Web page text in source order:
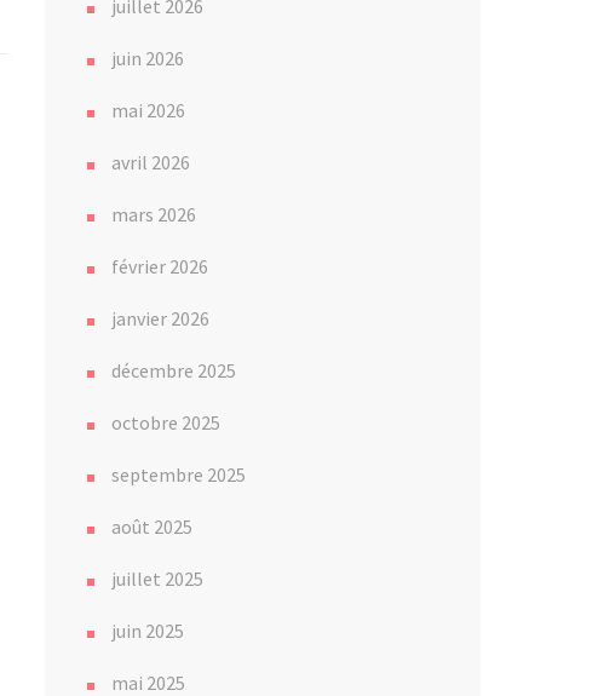
juillet 2026
juin 2026
mai 2026
avril 2026
mars 2026
février 2026
janvier 2026
décembre 2025
octobre 2025
septembre 2025
août 2025
juillet 2025
juin 2025
mai 2025